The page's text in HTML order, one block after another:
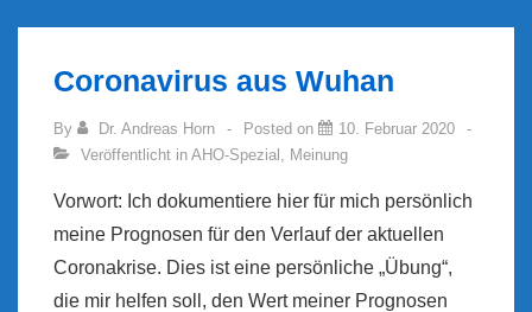
Coronavirus aus Wuhan
By Dr. Andreas Horn Posted on
10. Februar 2020
Veröffentlicht in AHO-Spezial , Meinung
Vorwort: Ich dokumentiere hier für mich persönlich
meine Prognosen für den Verlauf der aktuellen
Coronakrise. Dies ist eine persönliche „Übung“,
die mir helfen soll, den Wert meiner Prognosen